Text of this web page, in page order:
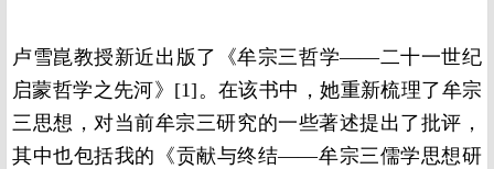
卢雪崑教授新近出版了《牟宗三哲学——二十一世纪
启蒙哲学之先河》[1]。在该书中，她重新梳理了牟宗
三思想，对当前牟宗三研究的一些著述提出了批评，
其中也包括我的《贡献与终结——牟宗三儒学思想研